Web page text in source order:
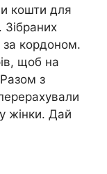
кошти для
Зібраних
за кордоном.
щоб на
з
жінки. Дай